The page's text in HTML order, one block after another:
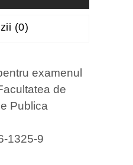
(0)
examenul
de
Publica
1325-9